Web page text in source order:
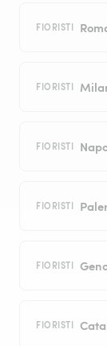
FIORISTI
FIORISTI
FIORISTI
FIORISTI
FIORISTI
FIORISTI